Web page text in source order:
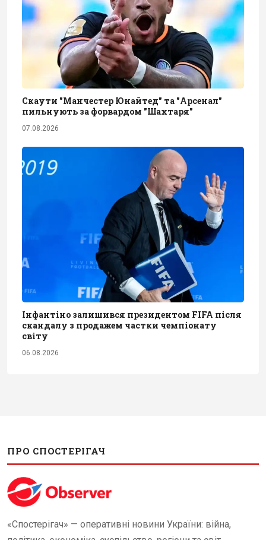
Скаути "Манчестер Юнайтед" та "Арсенал"
пильнують за форвардом "Шахтаря"
07.08.2026
Інфантіно залишився президентом FIFA після
скандалу з продажем частки чемпіонату
світу
06.08.2026
ПРО СПОСТЕРІГАЧ
«Спостерігач» — оперативні новини України: війна,